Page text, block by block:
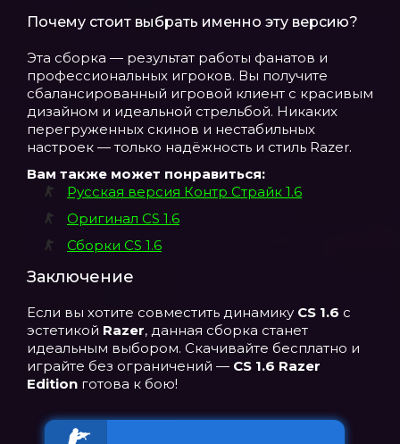
Почему стоит выбрать именно эту версию?
Эта сборка — результат работы фанатов и
профессиональных игроков. Вы получите
сбалансированный игровой клиент с красивым
дизайном и идеальной стрельбой. Никаких
перегруженных скинов и нестабильных
настроек — только надёжность и стиль Razer.
Вам также может понравиться:
Русская версия Контр Страйк 1.6
Оригинал CS 1.6
Сборки CS 1.6
Заключение
Если вы хотите совместить динамику CS 1.6 с
эстетикой Razer, данная сборка станет
идеальным выбором. Скачивайте бесплатно и
играйте без ограничений — CS 1.6 Razer
Edition готова к бою!